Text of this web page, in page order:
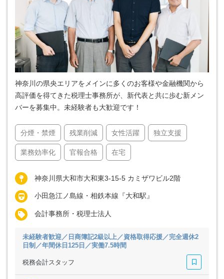
神奈川の県央エリアをメインに多くのお客様や金融機関から
高評価を得てきた税理士事務所が、新代表と共に歩む新メン
バーを募集中。未経験者も大歓迎です！
分煙・禁煙 残業削減 女性活躍 独立支援
業務効率化 官報合格 在宅
神奈川県大和市大和東3-15-5 カミザワビル2階
小田急江ノ島線・相鉄本線『大和駅』
会計事務所・税理士法人
未経験者歓迎／日商簿記2級以上／資格取得応援／完全週休2
日制／年間休日125日／実働7.5時間
税務会計スタッフ